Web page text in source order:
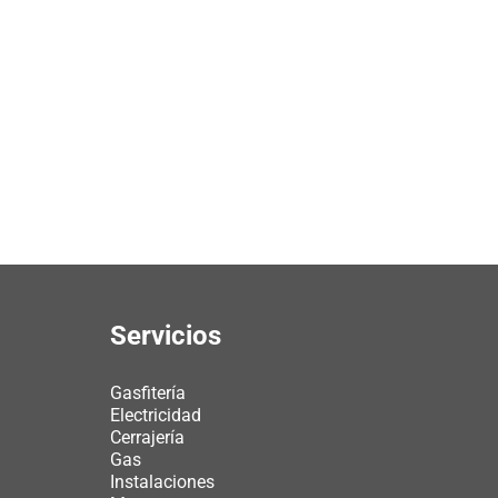
Servicios
Gasfitería
Electricidad
Cerrajería
Gas
Instalaciones